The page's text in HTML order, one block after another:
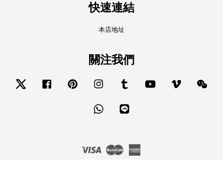
快速連結
本店地址
關注我們
Twitter Facebook Pinterest Instagram Tumblr YouTube Vimeo
Whatsapp
Visa Master